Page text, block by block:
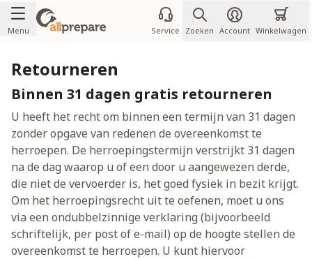
Ga naar de inhoud
Menu Service Zoeken Account Winkelwagen
Retourneren
Binnen 31 dagen gratis retourneren
U heeft het recht om binnen een termijn van 31 dagen
zonder opgave van redenen de overeenkomst te
herroepen. De herroepingstermijn verstrijkt 31 dagen
na de dag waarop u of een door u aangewezen derde,
die niet de vervoerder is, het goed fysiek in bezit krijgt.
Om het herroepingsrecht uit te oefenen, moet u ons
via een ondubbelzinnige verklaring (bijvoorbeeld
schriftelijk, per post of e-mail) op de hoogte stellen de
overeenkomst te herroepen. U kunt hiervoor